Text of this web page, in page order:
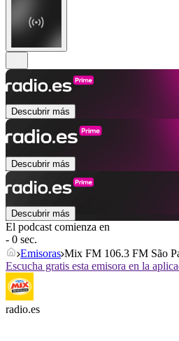
Descubrir más
Descubrir más
Descubrir más
El podcast comienza en
- 0 sec.
Emisoras Mix FM 106.3 FM São
Escucha gratis esta emisora en la
radio.es